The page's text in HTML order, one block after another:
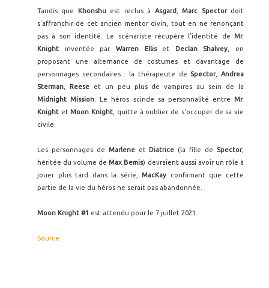
Tandis que Khonshuest reclus à Asgard ,Marc Spectordoit
s'affranchir de cet ancien mentor divin, tout en ne renonçant
pas à son identité. Le scénariste récupère l'identité de Mr.
Knight inventée par Warren Elliset Declan Shalvey , en
proposant une alternance de costumes et davantage de
personnages secondaires : la thérapeute de Spector,Andrea
Sterman
Reeseet un peu plus de vampires au sein de la
Midnight Mission . Le héros scinde sa personnalité entre Mr.
Knight etMoon Knight , quitte à oublier de s'occuper de sa vie
civile.
Les personnages de Marleneet Diatrice (la fille de Spector,
héritée du volume deMax Bemis) devraient aussi avoir un rôle à
jouer plus tard dans la série,MacKay confirmant que cette
partie de la vie du héros ne serait pas abandonnée.
Moon Knight #1 est attendu pour le 7 juillet 2021.
Source